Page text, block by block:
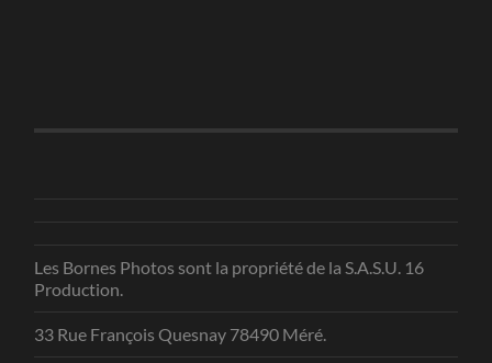
Les Bornes Photos sont la propriété de la S.A.S.U. 16
Production.
33 Rue François Quesnay 78490 Méré.